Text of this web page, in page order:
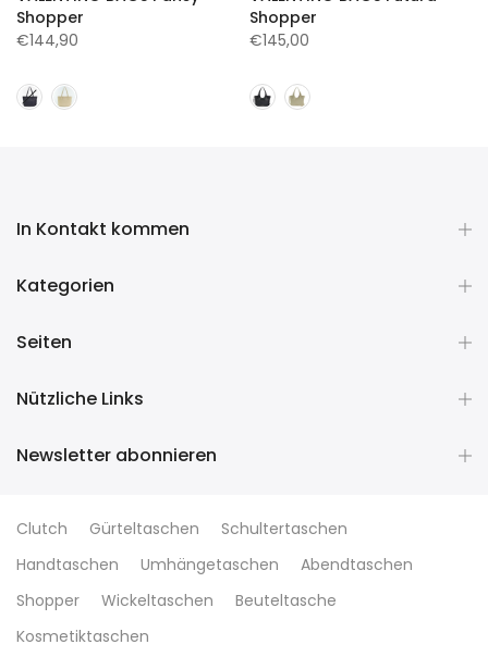
Shopper
€144,90
Shopper
€145,00
In Kontakt kommen
Kategorien
Seiten
Nützliche Links
Newsletter abonnieren
Clutch Gürteltaschen
Schultertaschen
Handtaschen
Umhängetaschen
Abendtaschen
Shopper
Wickeltaschen
Beuteltasche
Kosmetiktaschen